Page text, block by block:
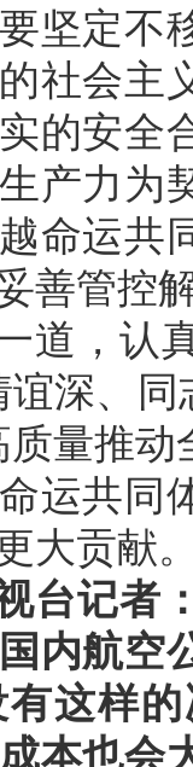
坚定不
社会主
的安全
产力为
命运共
善管控
道，认
深、
质量推
运共同
大贡献
台记者
内航空
这样
本也会